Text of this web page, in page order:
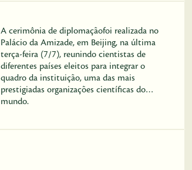
A cerimônia de diplomaçãofoi realizada no
Palácio da Amizade, em Beijing, na última
terça-feira (7/7), reunindo cientistas de
diferentes países eleitos para integrar o
quadro da instituição, uma das mais
prestigiadas organizações científicas do
mundo.